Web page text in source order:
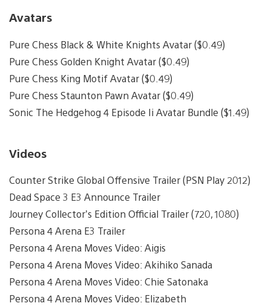
Avatars
Pure Chess Black & White Knights Avatar ($0.49)
Pure Chess Golden Knight Avatar ($0.49)
Pure Chess King Motif Avatar ($0.49)
Pure Chess Staunton Pawn Avatar ($0.49)
Sonic The Hedgehog 4 Episode Ii Avatar Bundle ($1.49)
Videos
Counter Strike Global Offensive Trailer (PSN Play 2012)
Dead Space 3 E3 Announce Trailer
Journey Collector’s Edition Official Trailer (720, 1080)
Persona 4 Arena E3 Trailer
Persona 4 Arena Moves Video: Aigis
Persona 4 Arena Moves Video: Akihiko Sanada
Persona 4 Arena Moves Video: Chie Satonaka
Persona 4 Arena Moves Video: Elizabeth